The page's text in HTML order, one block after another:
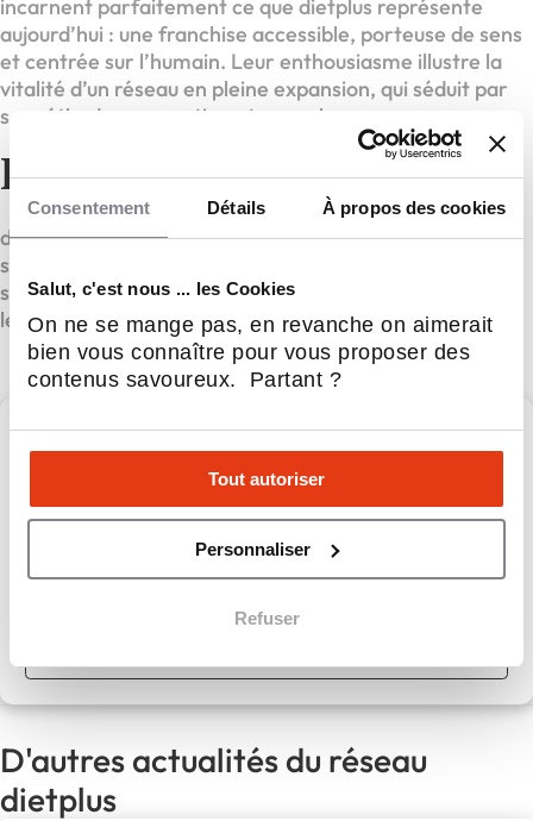
Consentement Détails À propos des cookies
Salut, c'est nous ... les Cookies
On ne se mange pas, en revanche on aimerait
bien vous connaître pour vous proposer des
contenus savoureux. Partant ?
Tout autoriser
Personnaliser
Refuser
incarnent parfaitement ce que dietplus représente
aujourd’hui : une franchise accessible, porteuse de sens
et centrée sur l’humain. Leur enthousiasme illustre la
vitalité d’un réseau en pleine expansion, qui séduit par
sa méthode, son soutien et ses valeurs.
Franchise dietplus
dietplus, le partenaire de confiance pour une vie plus
saine et équilibrée. Son approche personnalisée et son
soutien constant permettent aux clients d’atteindre
leurs objectifs de poids.
dietplus
dietplus, Le spécialiste du rééquilibrage alimentaire
D'autres actualités du réseau
dietplus